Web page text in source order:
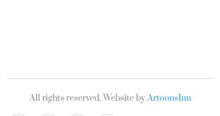
All rights reserved. Website byArtoonsInn